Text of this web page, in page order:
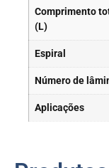
Comprimento
(L)
Espiral
Número de
Aplicações